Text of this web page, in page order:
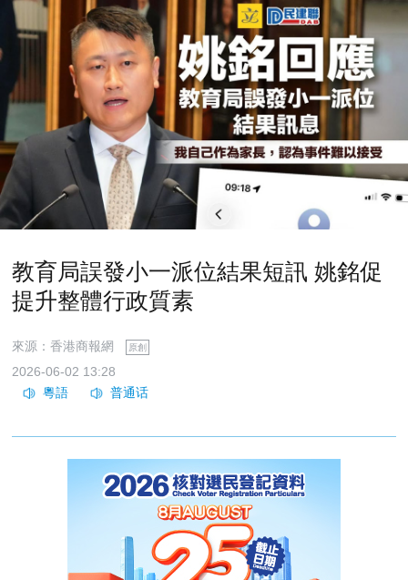
教育局誤發小一派位結果短訊 姚銘促
提升整體行政質素
來源：香港商報網 原創
2026-06-02 13:28